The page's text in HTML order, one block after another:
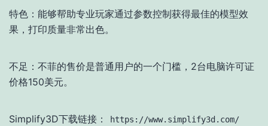
特色：能够帮助专业玩家通过参数控制获得最佳的模型效
果，打印质量非常出色。
不足：不菲的售价是普通用户的一个门槛，2台电脑许可证
价格150美元。
Simplify3D下载链接： https://www.simplify3d.com/